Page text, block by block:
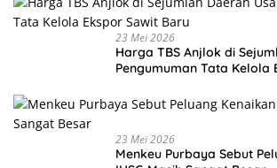
23 Mei 2026
Harga TBS Anjlok di
Pengumuman Tata Kelola
23 Mei 2026
Menkeu Purbaya Sebut